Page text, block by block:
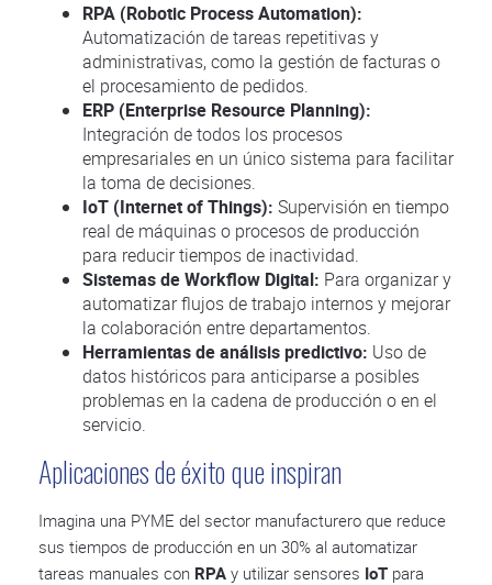
RPA (Robotic Process Automation):
Automatización de tareas repetitivas y
administrativas, como la gestión de facturas o
el procesamiento de pedidos.
ERP (Enterprise Resource Planning):
Integración de todos los procesos
empresariales en un único sistema para facilitar
la toma de decisiones.
IoT (Internet of Things): Supervisión en tiempo
real de máquinas o procesos de producción
para reducir tiempos de inactividad.
Sistemas de Workflow Digital: Para organizar y
automatizar flujos de trabajo internos y mejorar
la colaboración entre departamentos.
Herramientas de análisis predictivo: Uso de
datos históricos para anticiparse a posibles
problemas en la cadena de producción o en el
servicio.
Aplicaciones de éxito que inspiran
Imagina una PYME del sector manufacturero que reduce
sus tiempos de producción en un 30% al automatizar
tareas manuales con RPA y utilizar sensores IoT para